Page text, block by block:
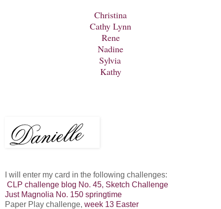
Christina
Cathy Lynn
Rene
Nadine
Sylvia
Kathy
I will enter my card in the following challenges:
CLP challenge blog No. 45, Sketch Challenge
Just Magnolia No. 150 springtime
Paper Play challenge, week 13 Easter